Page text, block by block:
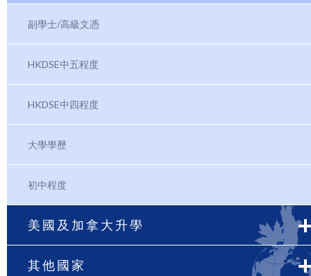
副學士/高級文憑
HKDSE中五程度
HKDSE中四程度
大學學歷
初中程度
美國及加拿大升學
其他國家